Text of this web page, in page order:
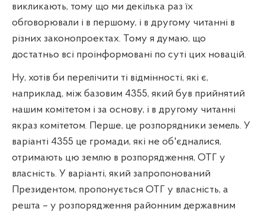
викликають, тому що ми декілька раз їх
обговорювали і в першому, і в другому читанні в
різних законопроектах. Тому я думаю, що
достатньо всі проінформовані по суті цих новацій.
Ну, хотів би перелічити ті відмінності, які є,
наприклад, між базовим 4355, який був прийнятий
нашим комітетом і за основу, і в другому читанні
якраз комітетом. Перше, це розпорядники земель. У
варіанті 4355 це громади, які не об'єдналися,
отримають цю землю в розпорядження, ОТГ у
власність. У варіанті, який запропонований
Президентом, пропонується ОТГ у власність, а
решта – у розпорядження районним державним